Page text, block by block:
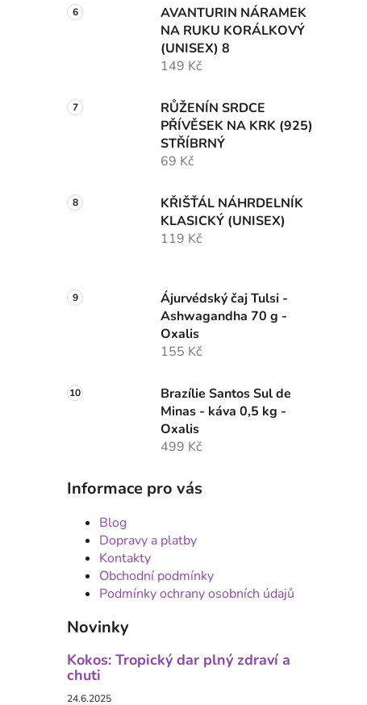
AVANTURIN NÁRAMEK
NA RUKU KORÁLKOVÝ
(UNISEX) 8
149 Kč
RŮŽENÍN SRDCE
PŘÍVĚSEK NA KRK (925)
STŘÍBRNÝ
69 Kč
KŘIŠŤÁL NÁHRDELNÍK
KLASICKÝ (UNISEX)
119 Kč
Ájurvédský čaj Tulsi -
Ashwagandha 70 g -
Oxalis
155 Kč
Brazílie Santos Sul de
Minas - káva 0,5 kg -
Oxalis
499 Kč
Informace pro vás
Blog
Dopravy a platby
Kontakty
Obchodní podmínky
Podmínky ochrany osobních údajů
Novinky
Kokos: Tropický dar plný zdraví a
chuti
24.6.2025